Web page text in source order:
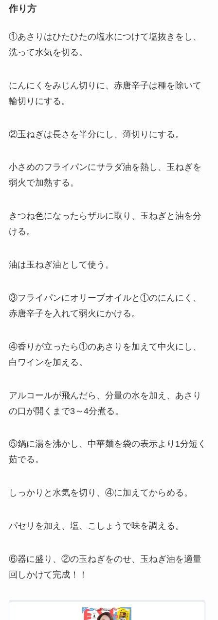
作り方
①あさりはひたひたの塩水につけて塩抜きをし、
洗って水気を切る。
にんにくをみじん切りに、赤唐辛子は種を除いて
輪切りにする。
②玉ねぎは長さを半分にし、薄切りにする。
小さめのフライパンにサラダ油を熱し、玉ねぎを
弱火で加熱する。
きつね色になったらザルに取り、玉ねぎと油を分
ける。
油は玉ねぎ油として使う。
③フライパンにオリーブオイルと①のにんにく、
赤唐辛子を入れて弱火にかける。
④香りが立ったら①のあさりを加えて中火にし、
白ワインを加える。
アルコールが飛んだら、分量の水を加え、あさり
の口が開くまで3～4分煮る。
⑤鍋に湯を沸かし、中華麺を袋の表示より1分短く
茹でる。
しっかりと水気を切り、④に加えてからめる。
パセリを加え、塩、こしょうで味を調える。
⑥器に盛り、②の玉ねぎをのせ、玉ねぎ油を適量
回しかけて完成！！